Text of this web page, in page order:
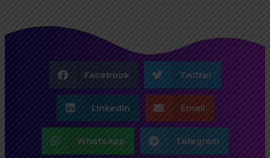
Facebook Twitter
LinkedIn Email
WhatsApp Telegram